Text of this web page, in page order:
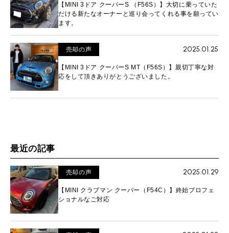
【MINI 3ドア クーパーS （F56S）】大切に乗っていた
だける新たなオーナーと巡り会ってくれる事を願ってい
ます。
売却の声 2025.01.25
【MINI 3ドア クーパーS MT（F56S）】親切丁寧な対
応をして頂きありがとうございました。
最近の記事
売却の声 2025.01.29
【MINI クラブマン クーパー（F54C）】終始プロフェ
ショナルなご対応